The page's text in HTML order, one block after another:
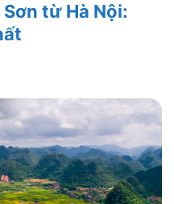
từ Hà Nội: